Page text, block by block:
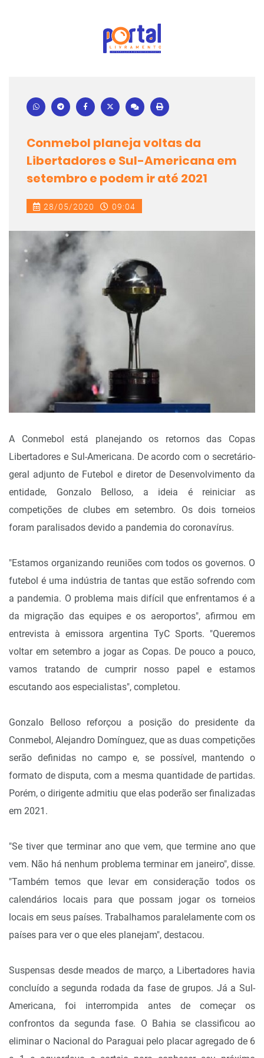
Conmebol planeja voltas da
Libertadores e Sul-Americana em
setembro e podem ir até 2021
28/05/2020 09:04
A Conmebol está planejando os retornos das Copas
Libertadores e Sul-Americana. De acordo com o secretário-
geral adjunto de Futebol e diretor de Desenvolvimento da
entidade, Gonzalo Belloso, a ideia é reiniciar as
competições de clubes em setembro. Os dois torneios
foram paralisados devido a pandemia do coronavírus.
"Estamos organizando reuniões com todos os governos. O
futebol é uma indústria de tantas que estão sofrendo com
a pandemia. O problema mais difícil que enfrentamos é a
da migração das equipes e os aeroportos", afirmou em
entrevista à emissora argentina TyC Sports. "Queremos
voltar em setembro a jogar as Copas. De pouco a pouco,
vamos tratando de cumprir nosso papel e estamos
escutando aos especialistas", completou.
Gonzalo Belloso reforçou a posição do presidente da
Conmebol, Alejandro Domínguez, que as duas competições
serão definidas no campo e, se possível, mantendo o
formato de disputa, com a mesma quantidade de partidas.
Porém, o dirigente admitiu que elas poderão ser finalizadas
em 2021.
"Se tiver que terminar ano que vem, que termine ano que
vem. Não há nenhum problema terminar em janeiro", disse.
"Também temos que levar em consideração todos os
calendários locais para que possam jogar os torneios
locais em seus países. Trabalhamos paralelamente com os
países para ver o que eles planejam", destacou.
Suspensas desde meados de março, a Libertadores havia
concluído a segunda rodada da fase de grupos. Já a Sul-
Americana, foi interrompida antes de começar os
confrontos da segunda fase. O Bahia se classificou ao
eliminar o Nacional do Paraguai pelo placar agregado de 6